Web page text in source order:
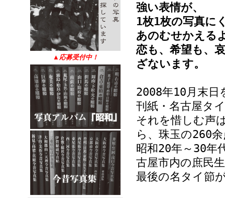
▲ 応募受付中！
強い表情が、
1枚1枚の写真に
あのむせかえる
恋も、希望も、
ざないます。
2008年10月末日
刊紙・名古屋タ
それを惜しむ声
ら、珠玉の260
昭和20年～30年
古屋市内の庶民
最後の名タイ節